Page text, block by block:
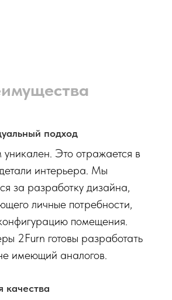
подход
Это отражается в
интерьера. Мы
за разработку дизайна,
личные потребности,
помещения.
2Furn готовы разработать
имеющий аналогов.
качества